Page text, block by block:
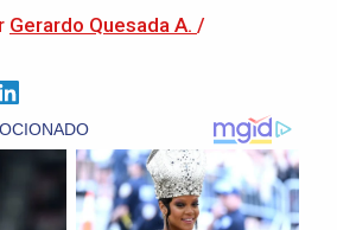
Gerardo Quesada A. /